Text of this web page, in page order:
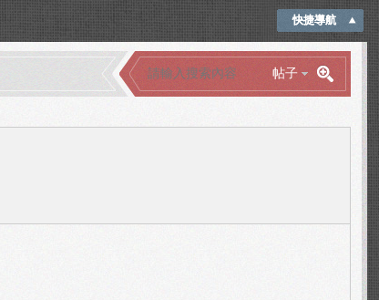
快捷導航
帖子